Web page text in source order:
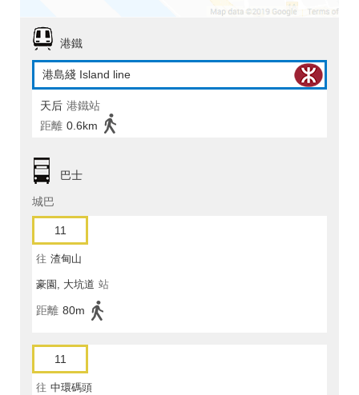
港鐵
港島綫 Island line
天后 港鐵站
距離 0.6km
巴士
城巴
11
往 渣甸山
豪園, 大坑道 站
距離 80m
11
往 中環碼頭